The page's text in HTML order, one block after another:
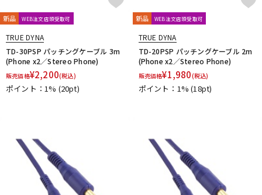
新品 WEB注文店頭受取可
TRUE DYNA
TD-30PSP パッチングケーブル 3m
(Phone x2／Stereo Phone)
販売価格¥2,200(税込)
ポイント：1% (20pt)
新品 WEB注文店頭受取可
TRUE DYNA
TD-20PSP パッチングケーブル 2m
(Phone x2／Stereo Phone)
販売価格¥1,980(税込)
ポイント：1%(18pt)